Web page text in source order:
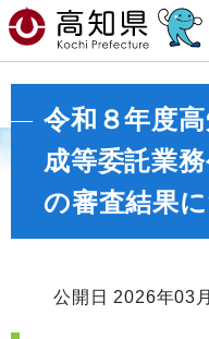
令和８年度
成等委託業
の審査結果
公開日 2026年03